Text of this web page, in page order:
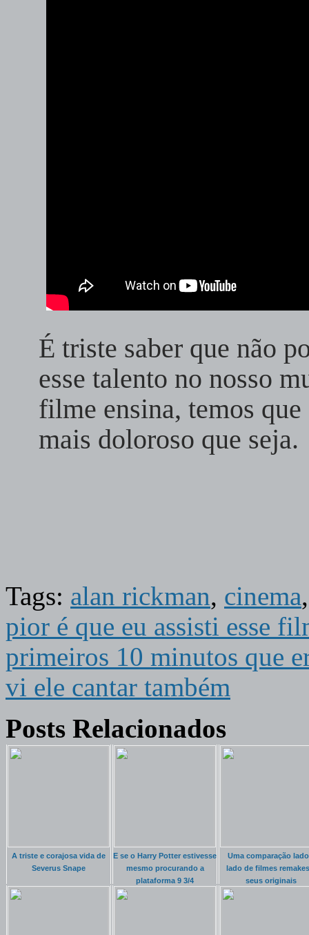
É triste saber que não
esse talento no nosso
filme ensina, temos
mais doloroso que seja.
Tags: alan rickman, cinema
pior é que eu assisti esse
primeiros 10 minutos que
vi ele cantar também
Posts Relacionados
A triste e corajosa vida de
Severus Snape
E se o Harry Potter estivesse
mesmo procurando a
plataforma 9 3/4
Uma comparação
lado de filmes
seus originais